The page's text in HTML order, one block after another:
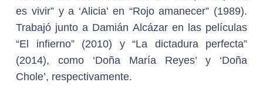
es vivir” y a ‘Alicia’ en “Rojo amanecer” (1989).
Trabajó junto a Damián Alcázar en las películas
“El infierno” (2010) y “La dictadura perfecta”
(2014), como ‘Doña María Reyes’ y ‘Doña
Chole’, respectivamente.